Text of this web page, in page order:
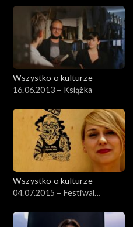
Wszystko o kulturze
16.06.2013 – Książka
Wszystko o kulturze
04.07.2015 – Festiwal